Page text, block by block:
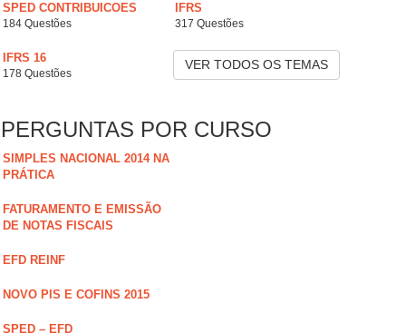
SPED CONTRIBUICOES
184 Questões
IFRS
317 Questões
IFRS 16
178 Questões
VER TODOS OS TEMAS
PERGUNTAS POR CURSO
SIMPLES NACIONAL 2014 NA
PRÁTICA
FATURAMENTO E EMISSÃO
DE NOTAS FISCAIS
EFD REINF
NOVO PIS E COFINS 2015
SPED – EFD